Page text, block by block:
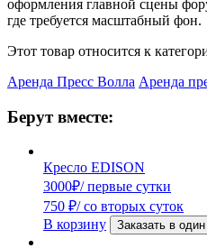
оформления главной сцены
где требуется масштабный фон.
Этот товар относится к
Аренда Пресс Волла Аренда
Берут вместе:
Кресло EDISON
3000₽/ первые сутки
750 ₽/ со вторых суток
В корзину
Заказать в